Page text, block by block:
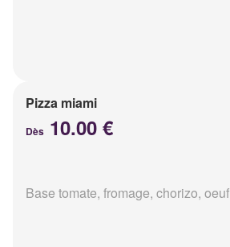
Pizza miami
Dès 10.00 €
Base tomate, fromage, chorizo, oeuf